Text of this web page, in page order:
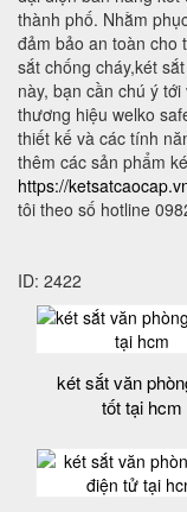
thành phố. Nhằm
đảm bảo an toàn cho
sắt chống cháy,két
này, bạn cần chú ý
thương hiệu welko
thiết kế và các tính
thêm các sản phẩm
https://
tôi theo số hotline
ID: 2422
két sắt văn
tốt tại hcm